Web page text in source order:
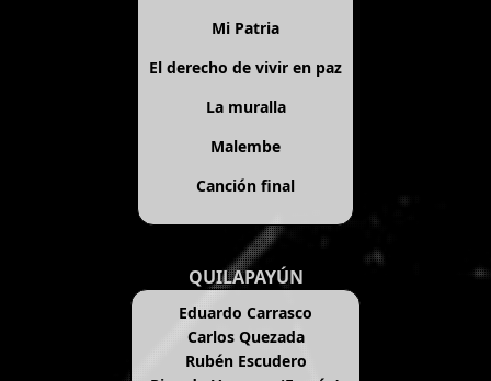
Mi Patria
El derecho de vivir en paz
La muralla
Malembe
Canción final
QUILAPAYÚN
Eduardo Carrasco
Carlos Quezada
Rubén Escudero